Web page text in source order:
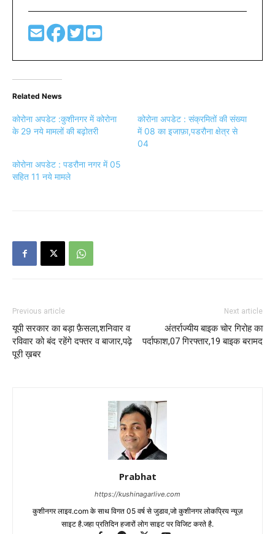
Related News
कोरोना अपडेट :कुशीनगर में कोरोना
के 29 नये मामलों की बढ़ोतरी
कोरोना अपडेट : संक्रमितों की संख्या
में 08 का इजाफ़ा,पडरौना क्षेत्र से
04
कोरोना अपडेट : पडरौना नगर में 05
सहित 11 नये मामले
Previous article
यूपी सरकार का बड़ा फ़ैसला,शनिवार व
रविवार को बंद रहेंगे दफ्तर व बाजार,पढ़े
पूरी ख़बर
Next article
अंतर्राज्यीय बाइक चोर गिरोह का
पर्दाफाश,07 गिरफ्तार,19 बाइक बरामद
Prabhat
https://kushinagarlive.com
कुशीनगर लाइव.com के साथ विगत 05 वर्ष से जुडाव,जो कुशीनगर लोकप्रिय न्यूज़
साइट है.जहा प्रतिदिन हजारों लोग साइट पर विजिट करते है.